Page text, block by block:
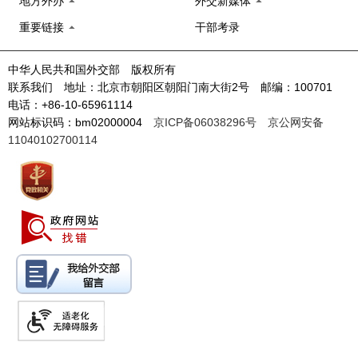
重要链接 干部考录
中华人民共和国外交部 版权所有
联系我们 地址：北京市朝阳区朝阳门南大街2号 邮编：100701
电话：+86-10-65961114
网站标识码：bm02000004 京ICP备06038296号
京公网安备
11040102700114